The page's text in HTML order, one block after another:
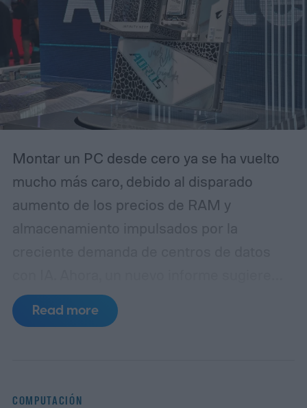
Montar un PC desde cero ya se ha vuelto
mucho más caro, debido al disparado
aumento de los precios de RAM y
almacenamiento impulsados por la
que los precios de las placas base podrían
pronto aumentar aún más los costes, con
por ciento.
Read more
COMPUTACIÓN